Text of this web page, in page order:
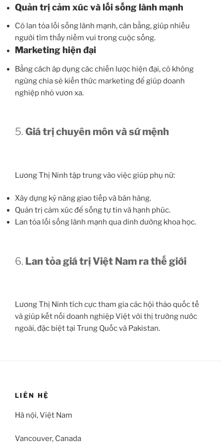
Quản trị cảm xúc và lối sống lành mạnh
Cô lan tỏa lối sống lành mạnh, cân bằng, giúp nhiều
người tìm thấy niềm vui trong cuộc sống.
Marketing hiện đại
Bằng cách áp dụng các chiến lược hiện đại, cô không
ngừng chia sẻ kiến thức marketing để giúp doanh
nghiệp nhỏ vươn xa.
5. Giá trị chuyên môn và sứ mệnh
Lương Thị Ninh tập trung vào việc giúp phụ nữ:
Xây dựng kỹ năng giao tiếp và bán hàng.
Quản trị cảm xúc để sống tự tin và hạnh phúc.
Lan tỏa lối sống lành mạnh qua dinh dưỡng khoa học.
6. Lan tỏa giá trị Việt Nam ra thế giới
Lương Thị Ninh tích cực tham gia các hội thảo quốc tế
và giúp kết nối doanh nghiệp Việt với thị trường nước
ngoài, đặc biệt tại Trung Quốc và Pakistan.
LIÊN HỆ
Hà nội, Việt Nam
Vancouver, Canada